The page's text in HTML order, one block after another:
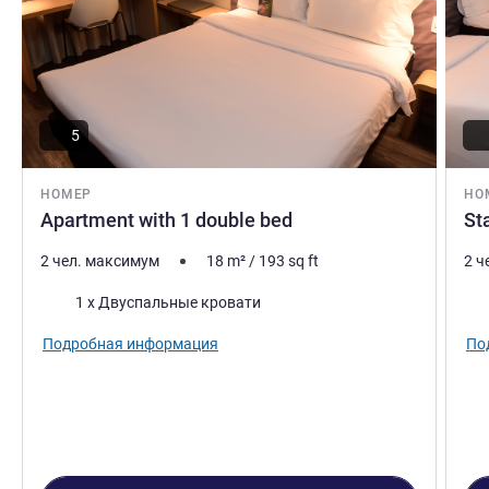
НОМЕР
Apartment with 1 double bed
5
2 чел. максимум 18 m²/ 193 sq ft
Постель1 x Двуспальные кровати
Подробная информация
2